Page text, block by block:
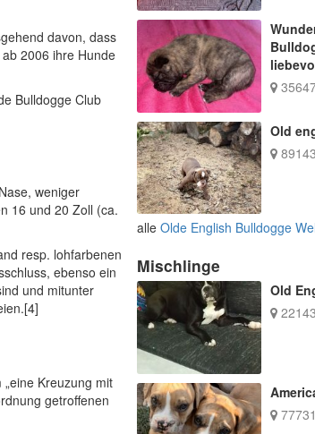
davon, dass
2006 ihre Hunde
Bulldogge Club
weniger
16 und 20 Zoll (ca.
resp. lohfarbenen
ebenso ein
und mitunter
Kreuzung mit
getroffenen
Old
alleOlde English Bulldogge
Mischlinge
Old